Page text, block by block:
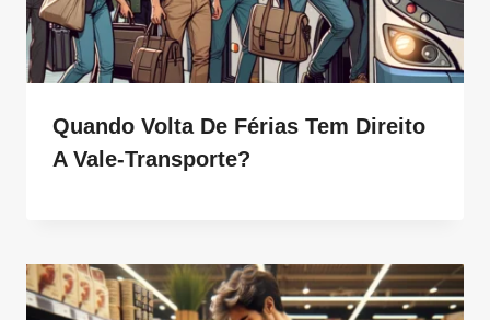
Quando Volta De Férias Tem Direito
A Vale-Transporte?